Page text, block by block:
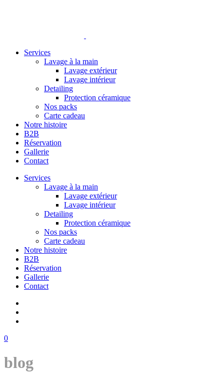
Services
Lavage à la main
Lavage extérieur
Lavage intérieur
Detailing
Protection céramique
Nos packs
Carte cadeau
Notre histoire
B2B
Réservation
Gallerie
Contact
Services
Lavage à la main
Lavage extérieur
Lavage intérieur
Detailing
Protection céramique
Nos packs
Carte cadeau
Notre histoire
B2B
Réservation
Gallerie
Contact
0
blog